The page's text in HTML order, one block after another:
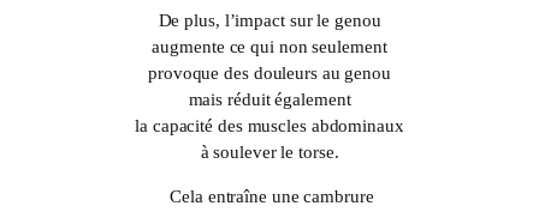
De plus, l’impact sur le genou
augmente ce qui non seulement
provoque des douleurs au genou
mais réduit également
la capacité des muscles abdominaux
à soulever le torse.
Cela entraîne une cambrure